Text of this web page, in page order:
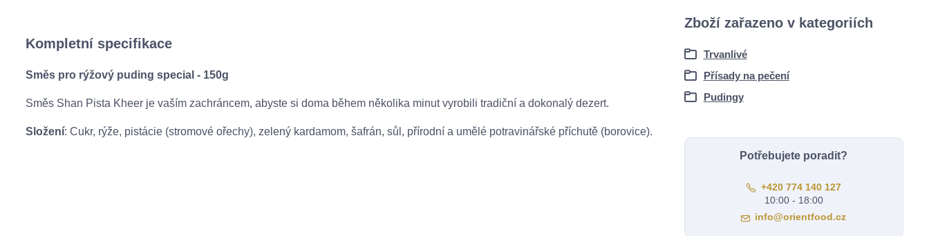
Kompletní specifikace
Směs pro rýžový puding special - 150g
Směs Shan Pista Kheer je vaším zachráncem, abyste si doma během několika minut vyrobili tradiční a dokonalý dezert.
Složení: Cukr, rýže, pistácie (stromové ořechy), zelený kardamom, šafrán, sůl, přírodní a umělé potravinářské příchutě (borovice).
Zboží zařazeno v kategoriích
Trvanlivé
Přísady na pečení
Pudingy
Potřebujete poradit?
+420 774 140 127
10:00 - 18:00
info@orientfood.cz